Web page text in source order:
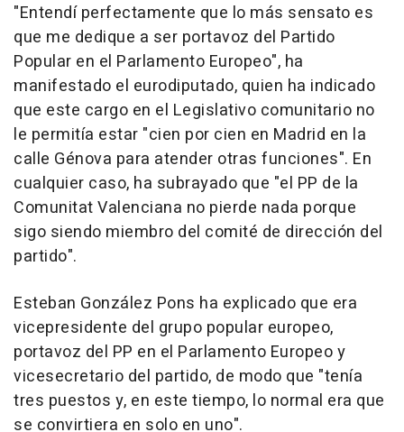
"Entendí perfectamente que lo más sensato es
que me dedique a ser portavoz del Partido
Popular en el Parlamento Europeo", ha
manifestado el eurodiputado, quien ha indicado
que este cargo en el Legislativo comunitario no
le permitía estar "cien por cien en Madrid en la
calle Génova para atender otras funciones". En
cualquier caso, ha subrayado que "el PP de la
Comunitat Valenciana no pierde nada porque
sigo siendo miembro del comité de dirección del
partido".
Esteban González Pons ha explicado que era
vicepresidente del grupo popular europeo,
portavoz del PP en el Parlamento Europeo y
vicesecretario del partido, de modo que "tenía
tres puestos y, en este tiempo, lo normal era que
se convirtiera en solo en uno".